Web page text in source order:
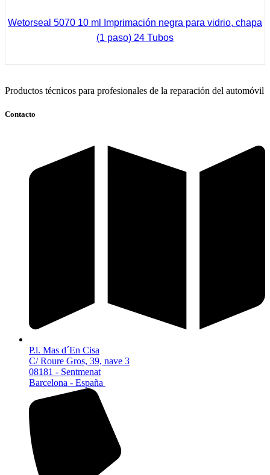
Wetorseal 5070 10 ml Imprimación negra para vidrio, chapa
(1 paso) 24 Tubos
Productos técnicos para profesionales de la reparación del automóvil
Contacto
P.l. Mas d´En Cisa
C/ Roure Gros, 39, nave 3
08181 - Sentmenat
Barcelona - España